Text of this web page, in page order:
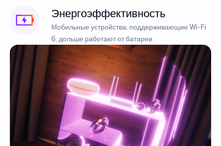
Энергоэффективность
Мобильные устройства, поддерживающие Wi-Fi
6, дольше работают от батареи